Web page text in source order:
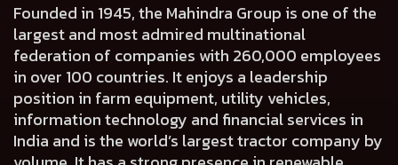
Founded in 1945, the Mahindra Group is one of the
largest and most admired multinational
federation of companies with 260,000 employees
in over 100 countries. It enjoys a leadership
position in farm equipment, utility vehicles,
information technology and financial services in
India and is the world’s largest tractor company by